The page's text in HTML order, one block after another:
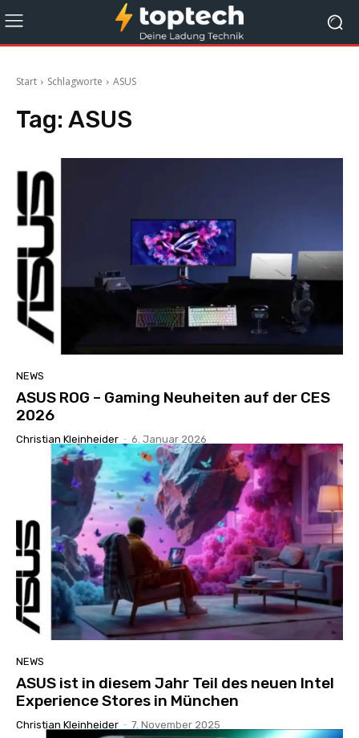
Start Schlagworte ASUS
Tag: ASUS
NEWS
ASUS ROG – Gaming Neuheiten auf der CES
2026
Christian Kleinheider - 6. Januar 2026
NEWS
ASUS ist in diesem Jahr Teil des neuen Intel
Experience Stores in München
Christian Kleinheider - 7. November 2025